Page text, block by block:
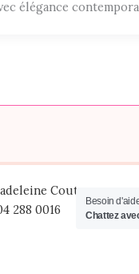
élégance
Couture
288 0016
Besoin
Chattez